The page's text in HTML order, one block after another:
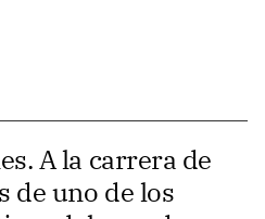
A la carrera de
de uno de los